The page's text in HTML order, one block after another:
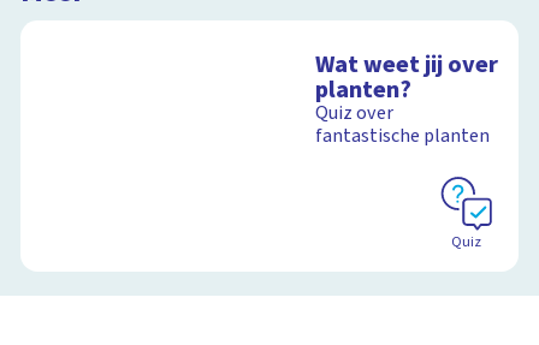
Wat weet jij over
planten?
Quiz over
fantastische planten
Quiz